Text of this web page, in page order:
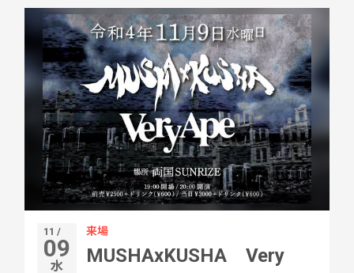
11 /
09
水
来場
MUSHAxKUSHA Very